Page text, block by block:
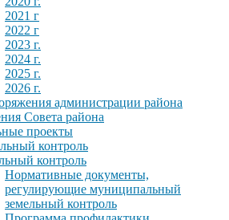
2021 г
2022 г
2023 г.
2024 г.
2025 г.
2026 г.
администрации района
Совета района
проекты
контроль
контроль
Нормативные документы,
регулирующие муниципальный
земельный контроль